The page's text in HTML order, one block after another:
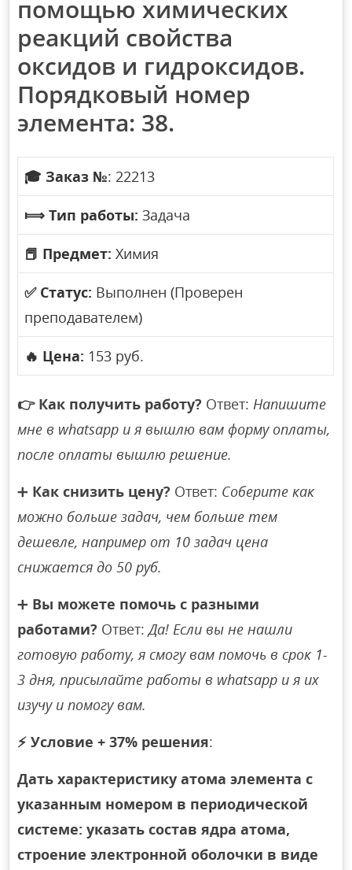
помощью химических
реакций свойства
оксидов и гидроксидов.
Порядковый номер
элемента: 38.
🎓 Заказ №: 22213
⟾ Тип работы: Задача
📕 Предмет: Химия
✅ Статус: Выполнен (Проверен
преподавателем)
🔥 Цена: 153 руб.
👉 Как получить работу? Ответ:Напишите
мне в whatsapp и я вышлю вам форму оплаты,
после оплаты вышлю решение.
➕ Как снизить цену? Ответ: Соберите как
можно больше задач, чем больше тем
дешевле, например от 10 задач цена
снижается до 50 руб.
➕ Вы можете помочь с разными
работами? Ответ:Да! Если вы не нашли
готовую работу, я смогу вам помочь в срок 1-
3 дня, присылайте работы в whatsapp и я их
изучу и помогу вам.
⚡ Условие + 37% решения:
Дать характеристику атома элемента с
указанным номером в периодической
системе: указать состав ядра атома,
строение электронной оболочки в виде